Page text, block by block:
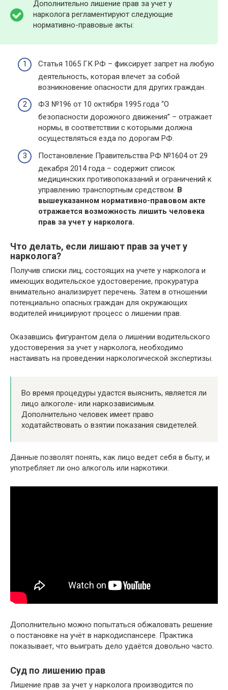
Дополнительно лишение прав за учет у
нарколога регламентируют следующие
нормативно-правовые акты:
Статья 1065 ГК РФ – фиксирует запрет на любую
деятельность, которая влечет за собой
возникновение опасности для других граждан.
ФЗ №196 от 10 октября 1995 года “О
безопасности дорожного движения” – отражает
нормы, в соответствии с которыми должна
осуществляться езда по дорогам РФ.
Постановление Правительства РФ №1604 от 29
декабря 2014 года – содержит список
медицинских противопоказаний и ограничений к
управлению транспортным средством. В
вышеуказанном нормативно-правовом акте
отражается возможность лишить человека
прав за учет у нарколога.
Что делать, если лишают прав за учет у
нарколога?
Получив списки лиц, состоящих на учете у нарколога и
имеющих водительское удостоверение, прокуратура
внимательно анализирует перечень. Затем в отношении
потенциально опасных граждан для окружающих
водителей инициируют процесс о лишении прав.
Оказавшись фигурантом дела о лишении водительского
удостоверения за учет у нарколога, необходимо
настаивать на проведении наркологической экспертизы.
Во время процедуры удастся выяснить, является ли
лицо алкоголе- или наркозависимым.
Дополнительно человек имеет право
ходатайствовать о взятии показания свидетелей.
Данные позволят понять, как лицо ведет себя в быту, и
употребляет ли оно алкоголь или наркотики.
Дополнительно можно попытаться обжаловать решение
о постановке на учёт в наркодиспансере. Практика
показывает, что выиграть дело удаётся довольно часто.
Суд по лишению прав
Лишение прав за учет у нарколога производится по